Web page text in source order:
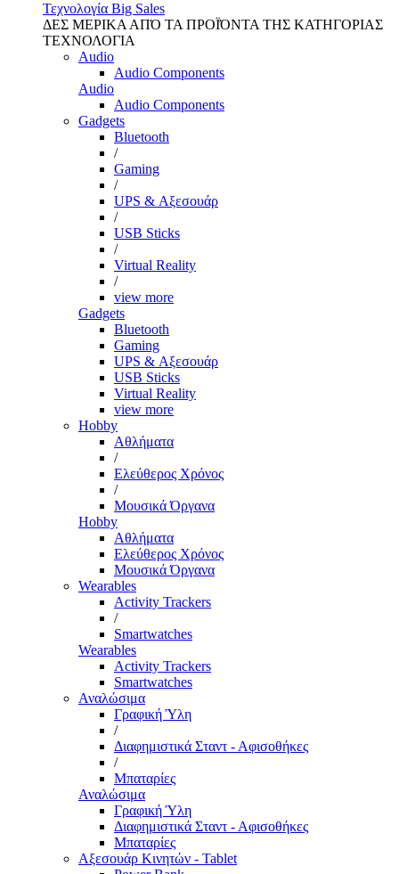
Τεχνολογία Big Sales
ΔΕΣ ΜΕΡΙΚΑ ΑΠΌ ΤΑ ΠΡΟΪΌΝΤΑ ΤΗΣ ΚΑΤΗΓΟΡΙΑΣ
ΤΕΧΝΟΛΟΓΙΑ
Audio
Audio Components
Audio
Audio Components
Gadgets
Bluetooth
/
Gaming
/
UPS & Αξεσουάρ
/
USB Sticks
/
Virtual Reality
/
view more
Gadgets
Bluetooth
Gaming
UPS & Αξεσουάρ
USB Sticks
Virtual Reality
view more
Hobby
Αθλήματα
/
Ελεύθερος Χρόνος
/
Μουσικά Όργανα
Hobby
Αθλήματα
Ελεύθερος Χρόνος
Μουσικά Όργανα
Wearables
Activity Trackers
/
Smartwatches
Wearables
Activity Trackers
Smartwatches
Αναλώσιμα
Γραφική Ύλη
/
Διαφημιστικά Σταντ - Αφισοθήκες
/
Μπαταρίες
Αναλώσιμα
Γραφική Ύλη
Διαφημιστικά Σταντ - Αφισοθήκες
Μπαταρίες
Αξεσουάρ Κινητών - Tablet